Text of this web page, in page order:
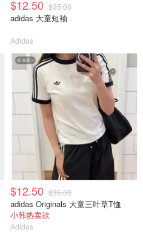
$12.50 $35.00
adidas 大童短袖
Adidas
$12.50 $35.00
adidas Originals 大童三叶草T恤
小韩热卖款
Adidas